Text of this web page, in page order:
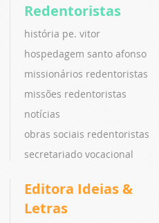
Redentoristas
história pe. vitor
hospedagem santo afonso
missionários redentoristas
missões redentoristas
notícias
obras sociais redentoristas
secretariado vocacional
Editora Ideias &
Letras